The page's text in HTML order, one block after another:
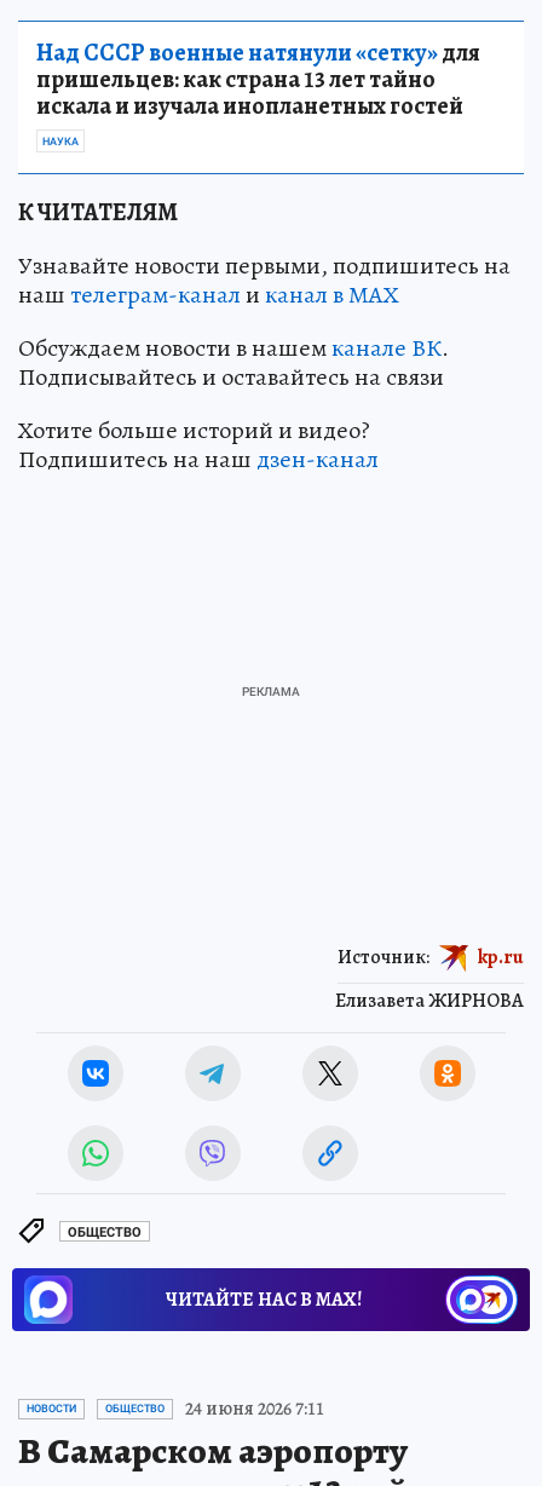
Над СССР военные натянули «сетку»для
пришельцев: как страна 13 лет тайно
искала и изучала инопланетных гостей
НАУКА
К ЧИТАТЕЛЯМ
Узнавайте новости первыми, подпишитесь на
наштелеграм-каналиканал в МАХ
Обсуждаем новости в нашемканале ВК.
Подписывайтесь и оставайтесь на связи
Хотите больше историй и видео?
Подпишитесь на наш дзен-канал
Елизавета ЖИРНОВА
Источник: kp.ru
ОБЩЕСТВО
ЧИТАЙТЕ НАС В МАХ!
НОВОСТИ ОБЩЕСТВО 24 июня 2026 7:11
В Самарском аэропорту